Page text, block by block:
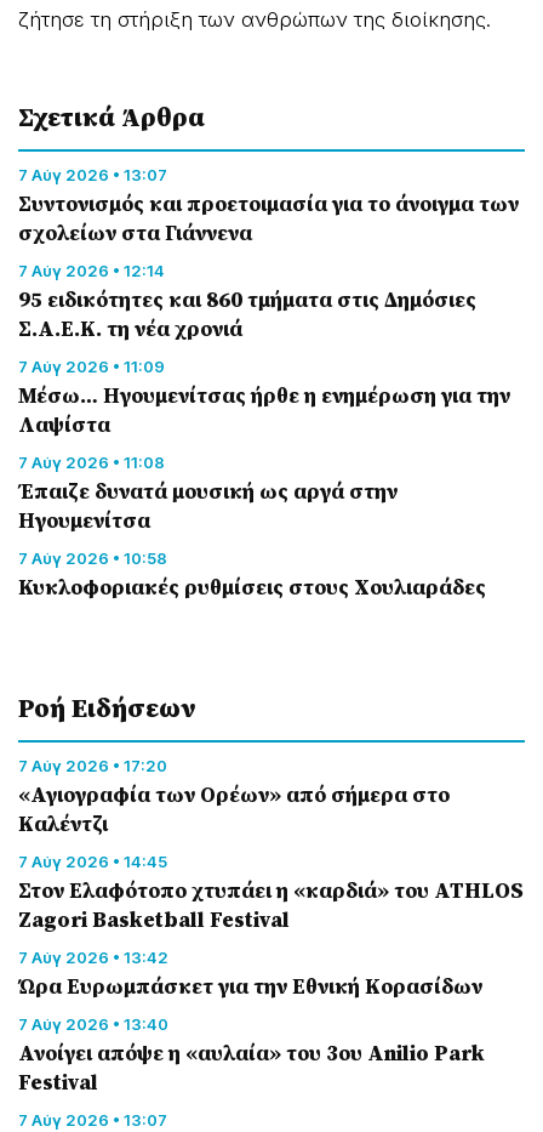
ζήτησε τη στήριξη των ανθρώπων της διοίκησης.
Σχετικά Άρθρα
7 Αύγ 2026 • 13:07
Συντονισμός και προετοιμασία για το άνοιγμα των
σχολείων στα Γιάννενα
7 Αύγ 2026 • 12:14
95 ειδικότητες και 860 τμήματα στις Δημόσιες
Σ.Α.Ε.Κ. τη νέα χρονιά
7 Αύγ 2026 • 11:09
Μέσω… Ηγουμενίτσας ήρθε η ενημέρωση για την
Λαψίστα
7 Αύγ 2026 • 11:08
Έπαιζε δυνατά μουσική ως αργά στην
Ηγουμενίτσα
7 Αύγ 2026 • 10:58
Κυκλοφοριακές ρυθμίσεις στους Χουλιαράδες
Ροή Eιδήσεων
7 Αύγ 2026 • 17:20
«Αγιογραφία των Ορέων» από σήμερα στο
Καλέντζι
7 Αύγ 2026 • 14:45
Στον Ελαφότοπο χτυπάει η «καρδιά» του ATHLOS
Zagori Basketball Festival
7 Αύγ 2026 • 13:42
Ώρα Ευρωμπάσκετ για την Εθνική Κορασίδων
7 Αύγ 2026 • 13:40
Ανοίγει απόψε η «αυλαία» του 3ου Anilio Park
Festival
7 Αύγ 2026 • 13:07